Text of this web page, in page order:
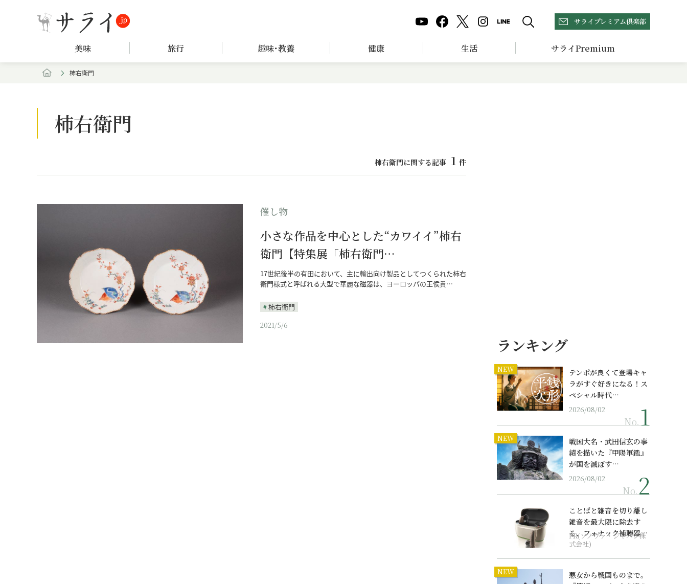
サライプレミアム倶楽部
美味 旅行 趣味･教養 健康 生活 サライPremium
柿右衛門
柿右衛門
柿右衛門に関する記事 1 件
催し物
小さな作品を中心とした“カワイイ”柿右
衛門【特集展「柿右衛門…
17世紀後半の有田において、主に輸出向け製品としてつくられた柿右
衛門様式と呼ばれる大型で華麗な磁器は、ヨーロッパの王侯貴…
柿右衛門
2021/5/6
ランキング
NEW
テンポが良くて登場キャ
ラがすぐ好きになる！ス
ペシャル時代…
2026/08/02
No.
NEW
戦国大名・武田信玄の事
績を描いた『甲陽軍鑑』
が国を滅ぼす…
2026/08/02
No.
ことばと雑音を切り離し
雑音を最大限に除去す
る、フォナック補聴器の
最上位モデル
PR(ソノヴァ・ジャパン株
式会社)
NEW
悪女から戦国ものまで。